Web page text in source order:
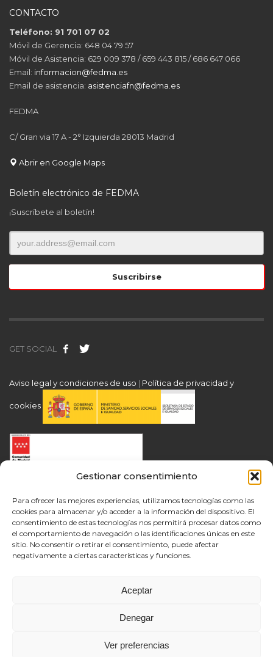
Gestionar consentimiento
Para ofrecer las mejores experiencias, utilizamos tecnologías como las
cookies para almacenar y/o acceder a la información del dispositivo. El
consentimiento de estas tecnologías nos permitirá procesar datos como
el comportamiento de navegación o las identificaciones únicas en este
sitio. No consentir o retirar el consentimiento, puede afectar
negativamente a ciertas características y funciones.
Aceptar
Denegar
Ver preferencias
CONTACTO
Teléfono: 91 701 07 02
Móvil de Gerencia: 648 04 79 57
Móvil de Asistencia: 629 009 378 / 659 443 815 / 686 647 066
Email: informacion@fedma.es
Email de asistencia: asistenciafn@fedma.es
FEDMA
C/ Gran via 17 A - 2° Izquierda 28013 Madrid
Abrir en Google Maps
Boletín electrónico de FEDMA
¡Suscríbete al boletín!
GET SOCIAL
Aviso legal y condiciones de uso | Política de privacidad y
cookies